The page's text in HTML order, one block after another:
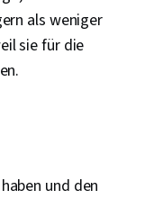
als weniger
sie für die
und den